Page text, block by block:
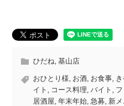
ひだね, 基山店
おひとり様, お酒, お食事,
イト , コース料理, バイト ,
居酒屋, 年末年始, 急募, 新メ